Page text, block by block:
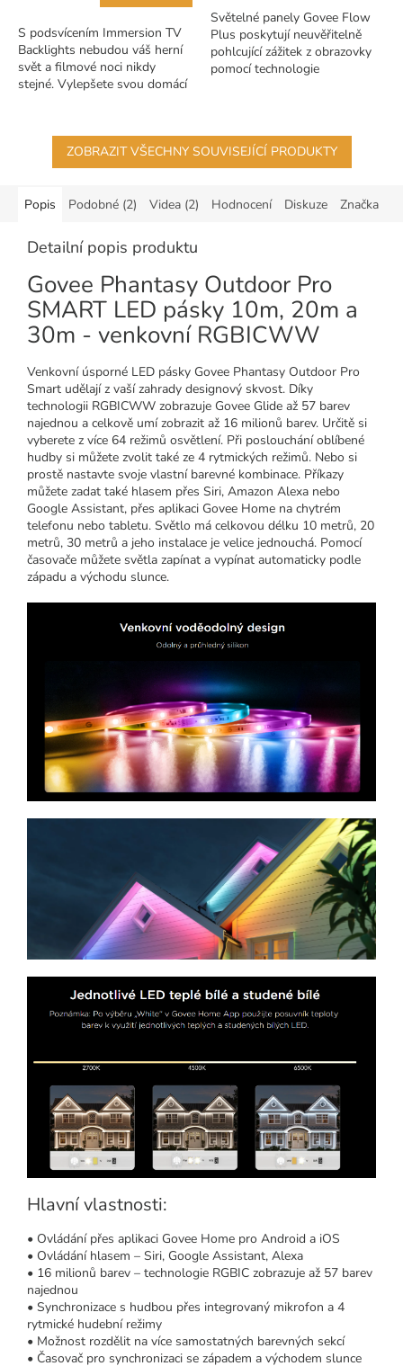
S podsvícením Immersion TV
Backlights nebudou váš herní
svět a filmové noci nikdy
stejné. Vylepšete svou domácí
hvězdiček.
Světelné panely Govee Flow
Plus poskytují neuvěřitelně
pohlcující zážitek z obrazovky
pomocí technologie
ZOBRAZIT VŠECHNY SOUVISEJÍCÍ PRODUKTY
Popis Podobné (2) Videa (2) Hodnocení Diskuze Značka
Detailní popis produktu
Govee Phantasy Outdoor Pro
SMART LED pásky 10m, 20m a
30m - venkovní RGBICWW
Venkovní úsporné LED pásky Govee Phantasy Outdoor Pro
Smart udělají z vaší zahrady designový skvost. Díky
technologii RGBICWW zobrazuje Govee Glide až 57 barev
najednou a celkově umí zobrazit až 16 milionů barev. Určitě si
vyberete z více 64 režimů osvětlení. Při poslouchání oblíbené
hudby si můžete zvolit také ze 4 rytmických režimů. Nebo si
prostě nastavte svoje vlastní barevné kombinace. Příkazy
můžete zadat také hlasem přes Siri, Amazon Alexa nebo
Google Assistant, přes aplikaci Govee Home na chytrém
telefonu nebo tabletu. Světlo má celkovou délku 10 metrů, 20
metrů, 30 metrů a jeho instalace je velice jednouchá. Pomocí
časovače můžete světla zapínat a vypínat automaticky podle
západu a východu slunce.
Hlavní vlastnosti:
• Ovládání přes aplikaci Govee Home pro Android a iOS
• Ovládání hlasem – Siri, Google Assistant, Alexa
• 16 milionů barev – technologie RGBIC zobrazuje až 57 barev
najednou
• Synchronizace s hudbou přes integrovaný mikrofon a 4
rytmické hudební režimy
• Možnost rozdělit na více samostatných barevných sekcí
• Časovač pro synchronizaci se západem a východem slunce